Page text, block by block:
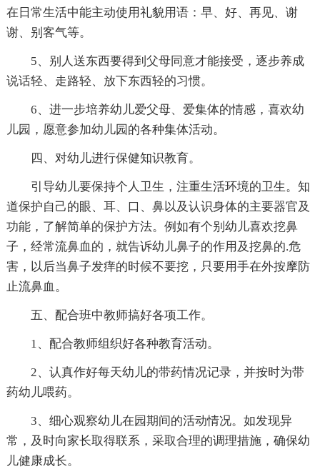
在日常生活中能主动使用礼貌用语：早、好、再见、谢
谢、别客气等。
5、别人送东西要得到父母同意才能接受，逐步养成
说话轻、走路轻、放下东西轻的习惯。
6、进一步培养幼儿爱父母、爱集体的情感，喜欢幼
儿园，愿意参加幼儿园的各种集体活动。
四、对幼儿进行保健知识教育。
引导幼儿要保持个人卫生，注重生活环境的卫生。知
道保护自己的眼、耳、口、鼻以及认识身体的主要器官及
功能，了解简单的保护方法。例如有个别幼儿喜欢挖鼻
子，经常流鼻血的，就告诉幼儿鼻子的作用及挖鼻的.危
害，以后当鼻子发痒的时候不要挖，只要用手在外按摩防
止流鼻血。
五、配合班中教师搞好各项工作。
1、配合教师组织好各种教育活动。
2、认真作好每天幼儿的带药情况记录，并按时为带
药幼儿喂药。
3、细心观察幼儿在园期间的活动情况。如发现异
常，及时向家长取得联系，采取合理的调理措施，确保幼
儿健康成长。